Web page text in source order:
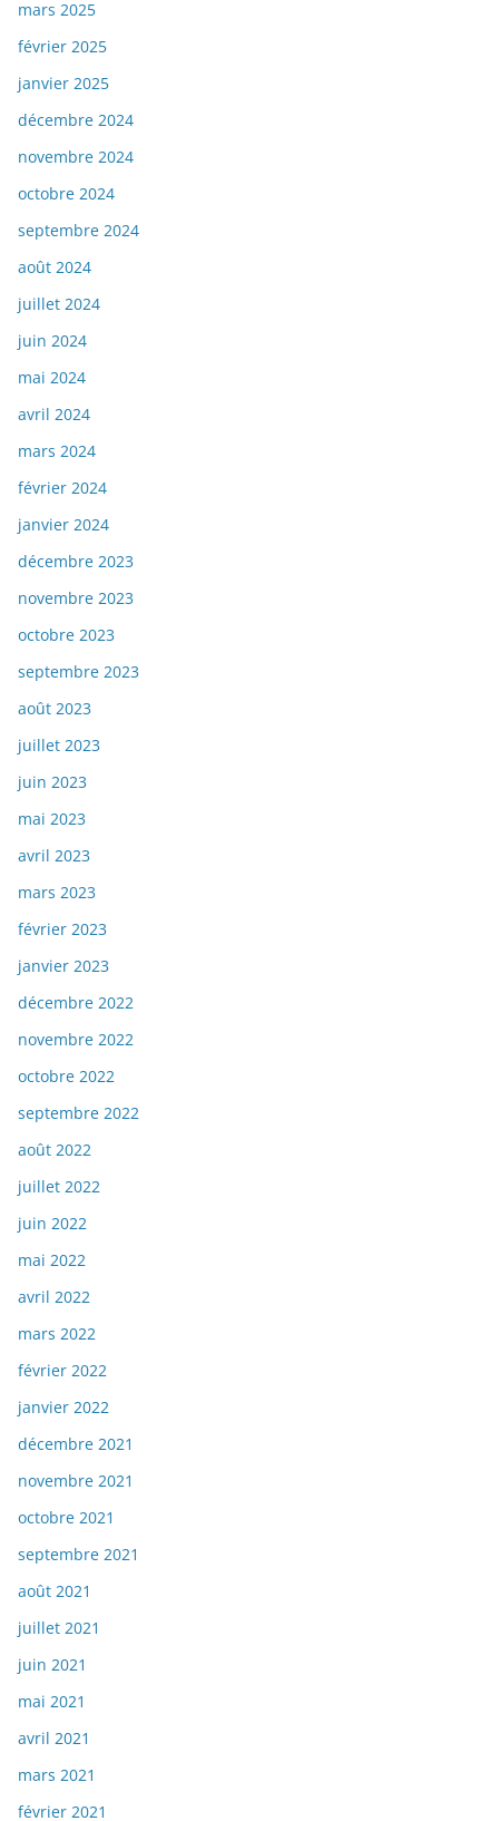
mars 2025
février 2025
janvier 2025
décembre 2024
novembre 2024
octobre 2024
septembre 2024
août 2024
juillet 2024
juin 2024
mai 2024
avril 2024
mars 2024
février 2024
janvier 2024
décembre 2023
novembre 2023
octobre 2023
septembre 2023
août 2023
juillet 2023
juin 2023
mai 2023
avril 2023
mars 2023
février 2023
janvier 2023
décembre 2022
novembre 2022
octobre 2022
septembre 2022
août 2022
juillet 2022
juin 2022
mai 2022
avril 2022
mars 2022
février 2022
janvier 2022
décembre 2021
novembre 2021
octobre 2021
septembre 2021
août 2021
juillet 2021
juin 2021
mai 2021
avril 2021
mars 2021
février 2021